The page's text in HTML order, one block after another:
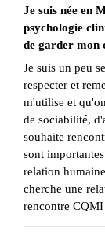
Je suis née en
psychologie
de garder mon
Je suis un peu
respecter et
m'utilise et
de sociabilité,
souhaite
sont
relation
cherche une
rencontre